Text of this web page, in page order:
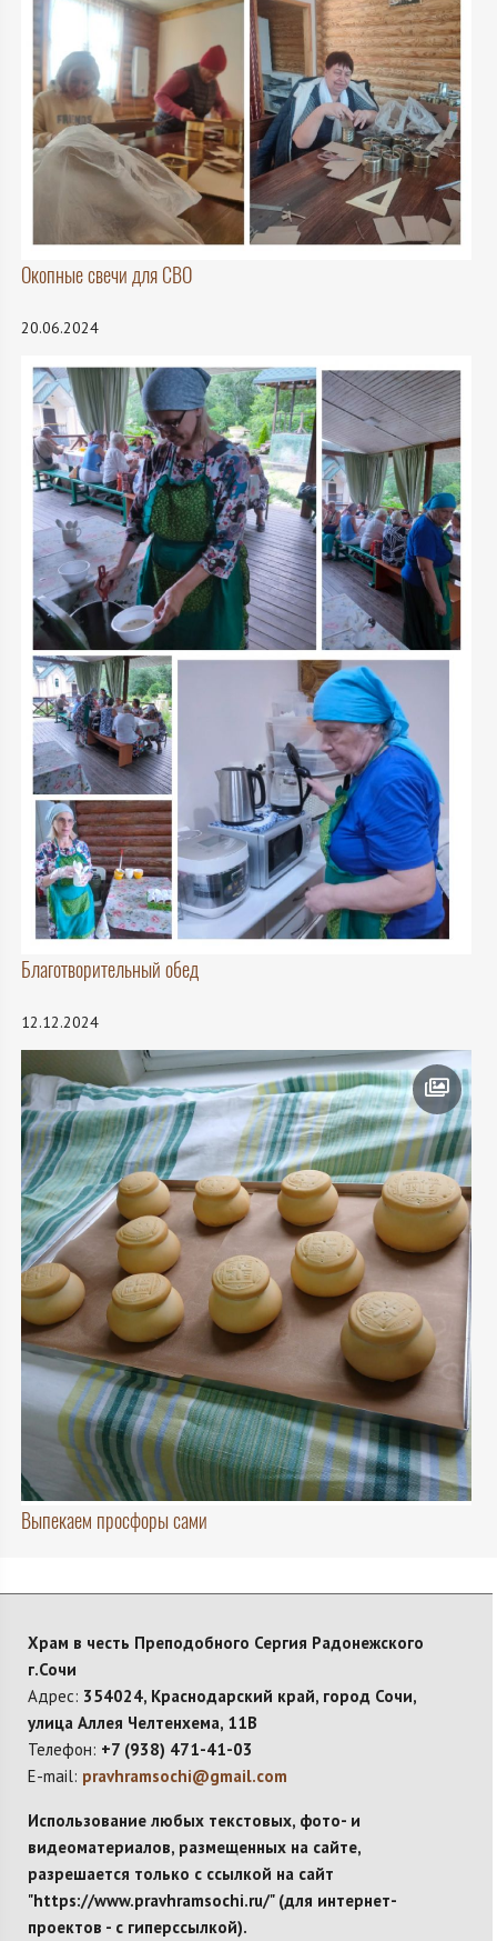
Окопные свечи для СВО
20.06.2024
Благотворительный обед
12.12.2024
Выпекаем просфоры сами
Храм в честь Преподобного Сергия Радонежского
г.Сочи
Адрес: 354024, Краснодарский край, город Сочи,
улица Аллея Челтенхема, 11В
Телефон: +7 (938) 471-41-03
E-mail: pravhramsochi@gmail.com
Использование любых текстовых, фото- и
видеоматериалов, размещенных на сайте,
разрешается только с ссылкой на сайт
"https://www.pravhramsochi.ru/" (для интернет-
проектов - с гиперссылкой).